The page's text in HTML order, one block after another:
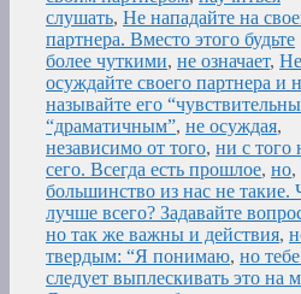
слушать, Не нападайте на
партнера. Вместо этого будьте
более чуткими, не означает, Не
осуждайте своего партнера и
называйте его
“драматичным”, не осуждая,
независимо от того, ни с того
сего. Всегда есть прошлое, но,
большинство из нас не такие.
лучше всего? Задавайте
но так же важны и действия,
твердым: “Я понимаю, но
следует выплескивать это на